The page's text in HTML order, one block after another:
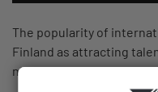
The popularity of
Finland as attracting
necessary to secure the